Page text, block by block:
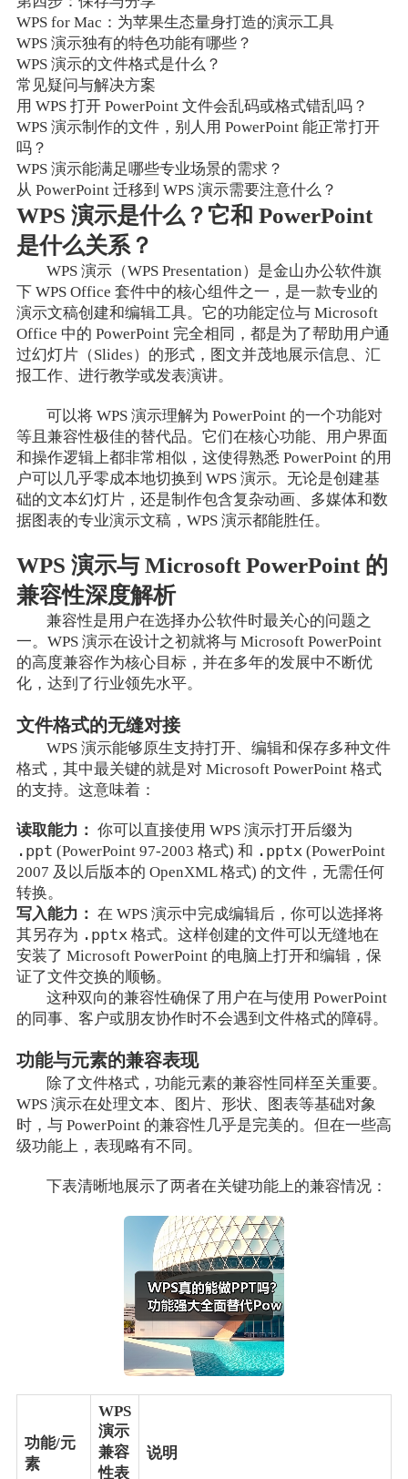
WPS for Mac：为苹果生态量身打造的演示工具
WPS 演示独有的特色功能有哪些？
WPS 演示的文件格式是什么？
常见疑问与解决方案
用 WPS 打开 PowerPoint 文件会乱码或格式错乱吗？
WPS 演示制作的文件，别人用 PowerPoint 能正常打开
吗？
WPS 演示能满足哪些专业场景的需求？
从 PowerPoint 迁移到 WPS 演示需要注意什么？
WPS 演示是什么？它和 PowerPoint
是什么关系？
WPS 演示（WPS Presentation）是金山办公软件旗
下 WPS Office 套件中的核心组件之一，是一款专业的
演示文稿创建和编辑工具。它的功能定位与 Microsoft
Office 中的 PowerPoint 完全相同，都是为了帮助用户通
过幻灯片（Slides）的形式，图文并茂地展示信息、汇
报工作、进行教学或发表演讲。
可以将 WPS 演示理解为 PowerPoint 的一个功能对
等且兼容性极佳的替代品。它们在核心功能、用户界面
和操作逻辑上都非常相似，这使得熟悉 PowerPoint 的用
户可以几乎零成本地切换到 WPS 演示。无论是创建基
础的文本幻灯片，还是制作包含复杂动画、多媒体和数
据图表的专业演示文稿，WPS 演示都能胜任。
WPS 演示与 Microsoft PowerPoint 的
兼容性深度解析
兼容性是用户在选择办公软件时最关心的问题之
一。WPS 演示在设计之初就将与 Microsoft PowerPoint
的高度兼容作为核心目标，并在多年的发展中不断优
化，达到了行业领先水平。
文件格式的无缝对接
WPS 演示能够原生支持打开、编辑和保存多种文件
格式，其中最关键的就是对 Microsoft PowerPoint 格式
的支持。这意味着：
读取能力： 你可以直接使用 WPS 演示打开后缀为
.ppt (PowerPoint 97-2003 格式) 和 .pptx(PowerPoint
2007 及以后版本的 OpenXML 格式) 的文件，无需任何
转换。
写入能力： 在 WPS 演示中完成编辑后，你可以选择将
其另存为 .pptx格式。这样创建的文件可以无缝地在
安装了 Microsoft PowerPoint 的电脑上打开和编辑，保
证了文件交换的顺畅。
这种双向的兼容性确保了用户在与使用 PowerPoint
的同事、客户或朋友协作时不会遇到文件格式的障碍。
功能与元素的兼容表现
除了文件格式，功能元素的兼容性同样至关重要。
WPS 演示在处理文本、图片、形状、图表等基础对象
时，与 PowerPoint 的兼容性几乎是完美的。但在一些高
级功能上，表现略有不同。
下表清晰地展示了两者在关键功能上的兼容情况：
功能/元
素
WPS
演示
兼容
性表
说明